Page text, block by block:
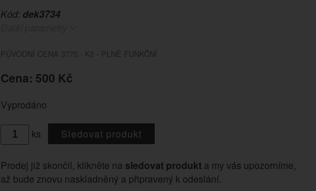
Kód: dek3734
PŮVODNÍ CENA 3775.- Kč - PLNĚ FUNKČNÍ
Cena: 500 Kč
Vyprodáno
ks Sledovat produkt
Prodej již skončil, klikněte na sledovat produkt a my vás upozorníme,
až bude znovu naskladněný a připravený k odeslání.